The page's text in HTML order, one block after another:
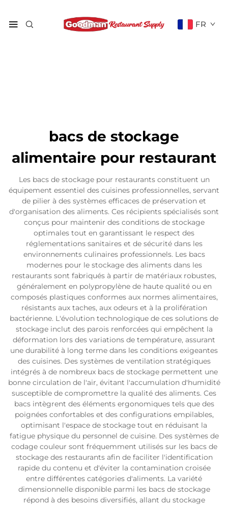
FR
bacs de stockage
alimentaire pour restaurant
Les bacs de stockage pour restaurants constituent un
équipement essentiel des cuisines professionnelles, servant
de pilier à des systèmes efficaces de préservation et
d'organisation des aliments. Ces récipients spécialisés sont
conçus pour maintenir des conditions de stockage
optimales tout en garantissant le respect des
réglementations sanitaires et de sécurité dans les
environnements culinaires professionnels. Les bacs
modernes pour le stockage des aliments dans les
restaurants sont fabriqués à partir de matériaux robustes,
généralement en polypropylène de haute qualité ou en
composés plastiques conformes aux normes alimentaires,
résistants aux taches, aux odeurs et à la prolifération
bactérienne. L'évolution technologique de ces solutions de
stockage inclut des parois renforcées qui empêchent la
déformation lors des variations de température, assurant
une durabilité à long terme dans les conditions exigeantes
des cuisines. Des systèmes de ventilation stratégiques
intégrés à de nombreux bacs de stockage permettent une
bonne circulation de l'air, évitant l'accumulation d'humidité
susceptible de compromettre la qualité des aliments. Ces
bacs intègrent des éléments ergonomiques tels que des
poignées confortables et des configurations empilables,
optimisant l'espace de stockage tout en réduisant la
fatigue physique du personnel de cuisine. Des systèmes de
codage couleur sont fréquemment utilisés sur les bacs de
stockage des restaurants afin de faciliter l'identification
rapide du contenu et d'éviter la contamination croisée
entre différentes catégories d'aliments. La variété
dimensionnelle disponible parmi les bacs de stockage
répond à des besoins diversifiés, allant du stockage